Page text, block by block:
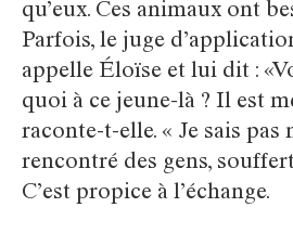
qu’eux. Ces animaux ont
Parfois, le juge
appelle Éloïse et lui dit :
quoi à ce jeune-là ? Il est
raconte-t-elle. « Je sais pas
rencontré des gens,
C’est propice à l’échange.